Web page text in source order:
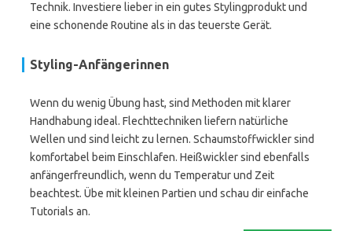
Technik. Investiere lieber in ein gutes Stylingprodukt und
eine schonende Routine als in das teuerste Gerät.
Styling-Anfängerinnen
Wenn du wenig Übung hast, sind Methoden mit klarer
Handhabung ideal. Flechttechniken liefern natürliche
Wellen und sind leicht zu lernen. Schaumstoffwickler sind
komfortabel beim Einschlafen. Heißwickler sind ebenfalls
anfängerfreundlich, wenn du Temperatur und Zeit
beachtest. Übe mit kleinen Partien und schau dir einfache
Tutorials an.